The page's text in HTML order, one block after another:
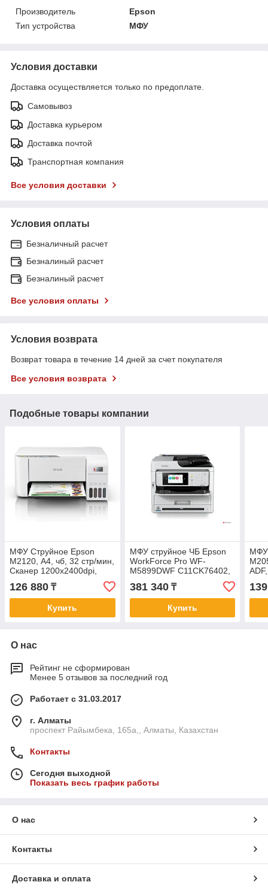
Производитель
Epson
Тип устройства
МФУ
Условия доставки
Доставка осуществляется только по предоплате.
Самовывоз
Доставка курьером
Доставка почтой
Транспортная компания
Все условия доставки
Условия оплаты
Безналичный расчет
Безналиный расчет
Безналиный расчет
Все условия оплаты
Условия возврата
Возврат товара в течение 14 дней за счет покупателя
Все условия возврата
Подобные товары компании
МФУ Струйное Epson
M2120, А4, чб, 32 стр/мин,
Сканер 1200x2400dpi,
USB, WIFI, C11CJ18404
126 880 ₸
Купить
МФУ струйное ЧБ Epson
WorkForce Pro WF-
M5899DWF C11CK76402,
А4, до 34стр/мин, ADF,
ScanDuplex, LAN, WIFI
381 340₸
Купить
МФУ
WIFI
О нас
Рейтинг не сформирован
Менее 5 отзывов за последний год
Работает с 31.03.2017
г. Алматы
проспект Райымбека, 165а,, Алматы, Казахстан
Контакты
Сегодня выходной
Показать весь график работы
О нас
Контакты
Доставка и оплата